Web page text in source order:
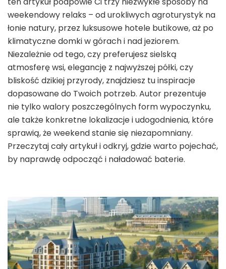
weekendowy relaks – od urokliwych agroturystyk na
łonie natury, przez luksusowe hotele butikowe, aż po
klimatyczne domki w górach i nad jeziorem.
Niezależnie od tego, czy preferujesz sielską
atmosferę wsi, elegancję z najwyższej półki, czy
bliskość dzikiej przyrody, znajdziesz tu inspiracje
dopasowane do Twoich potrzeb. Autor prezentuje
nie tylko walory poszczególnych form wypoczynku,
ale także konkretne lokalizacje i udogodnienia, które
sprawią, że weekend stanie się niezapomniany.
Przeczytaj cały artykuł i odkryj, gdzie warto pojechać,
by naprawdę odpocząć i naładować baterie.